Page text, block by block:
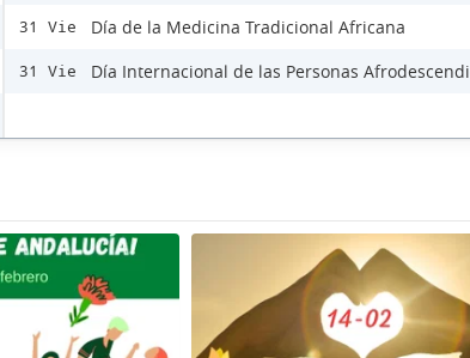
31 Vie Día de la Medicina Tradicional Africana
31 Vie Día Internacional de las Personas